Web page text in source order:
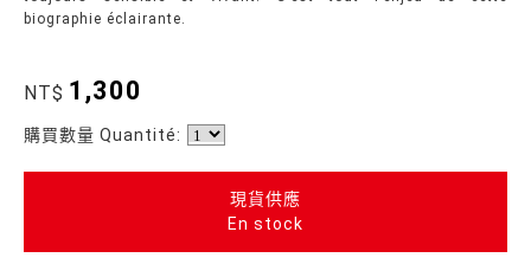
biographie éclairante.
NT$ 1,300
購買數量 Quantité:
現貨供應
En stock